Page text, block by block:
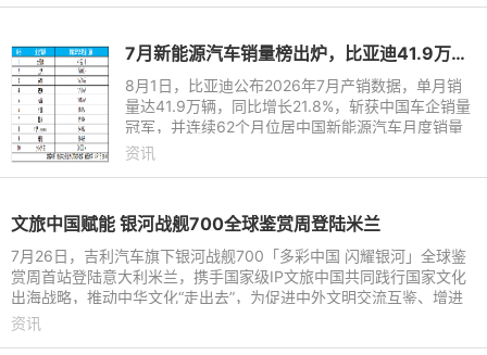
7月新能源汽车销量榜出炉，比亚迪41.9万辆稳居榜首
8月1日，比亚迪公布2026年7月产销数据，单月销
量达41.9万辆，同比增长21.8%，斩获中国车企销量
冠军，并连续62个月位居中国新能源汽车月度销量
首位。这份强劲表现延续至下半年，继2026年上半
资讯
文旅中国赋能 银河战舰700全球鉴赏周登陆米兰
7月26日，吉利汽车旗下银河战舰700「多彩中国 闪耀银河」全球鉴
赏周首站登陆意大利米兰，携手国家级IP文旅中国共同践行国家文化
出海战略，推动中华文化“走出去”，为促进中外文明交流互鉴、增进
国际文化交流搭建起全
资讯